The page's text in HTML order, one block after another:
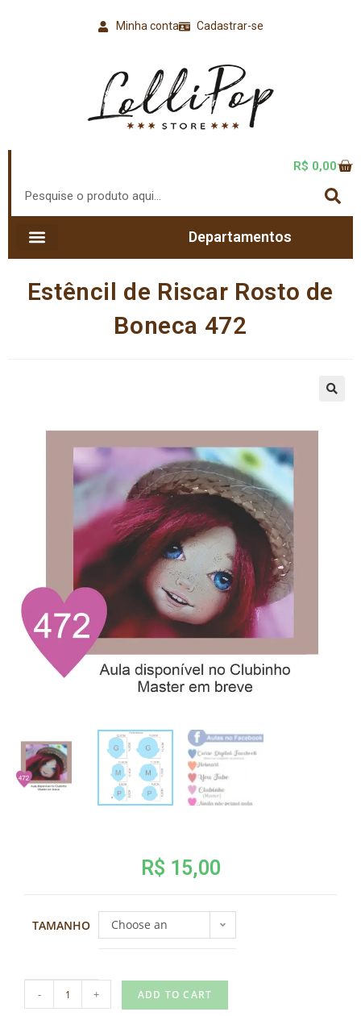
Cadastrar-se
Minha conta
R$ 0,00
Departamentos
Estêncil de Riscar Rosto de
Boneca 472
R$ 15,00
TAMANHO
Choose an
- + ADD TO CART